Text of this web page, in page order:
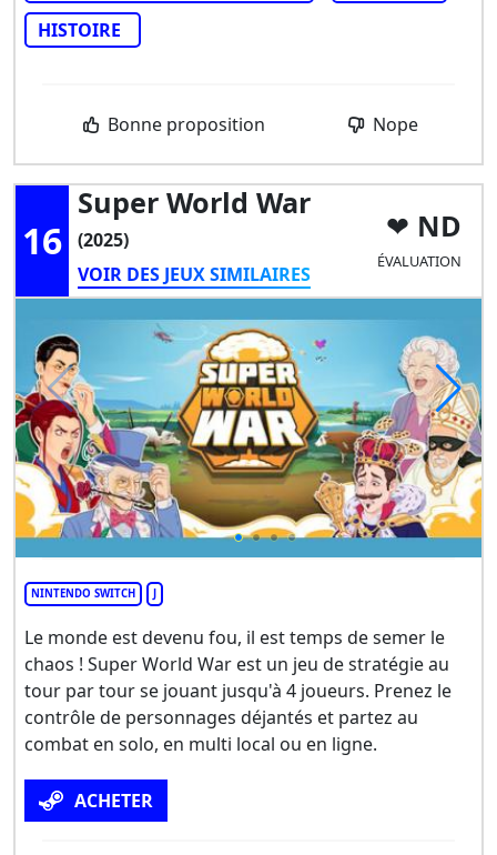
HISTOIRE
Bonne proposition Nope
16
Super World War
(2025)
VOIR DES JEUX SIMILAIRES
ND
ÉVALUATION
NINTENDO SWITCH J
Le monde est devenu fou, il est temps de semer le
chaos ! Super World War est un jeu de stratégie au
tour par tour se jouant jusqu'à 4 joueurs. Prenez le
contrôle de personnages déjantés et partez au
combat en solo, en multi local ou en ligne.
ACHETER